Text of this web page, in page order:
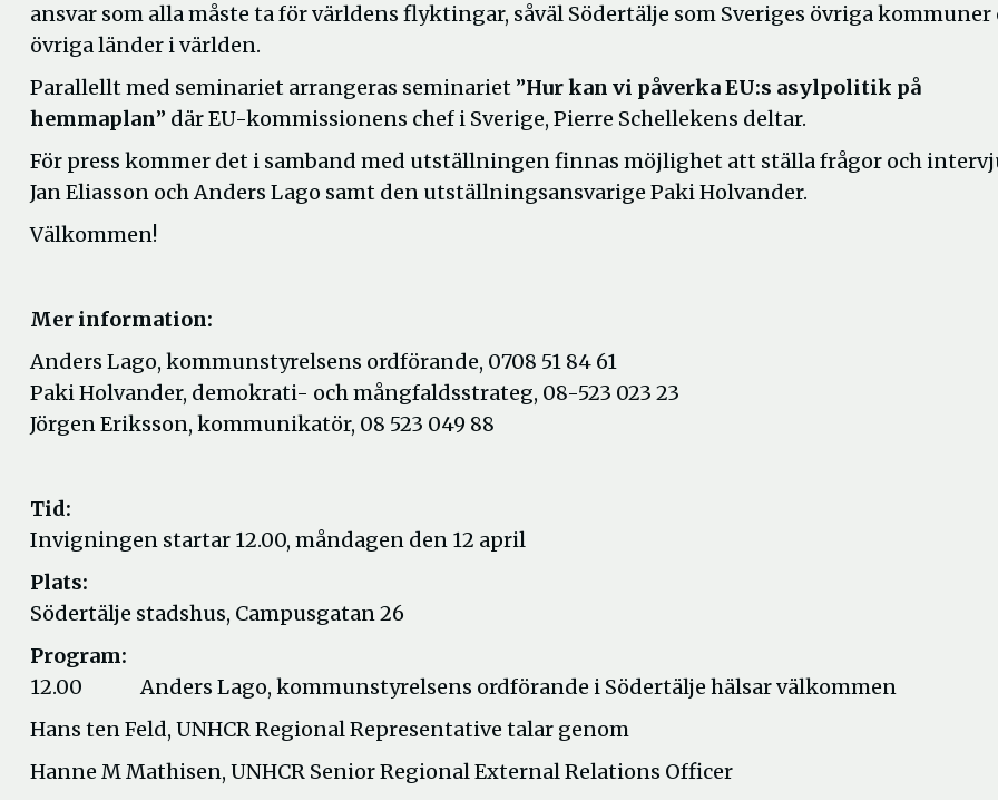
ansvar som alla måste ta för världens flyktingar, såväl Södertälje som Sveriges övriga kommuner
övriga länder i världen.
Parallellt med seminariet arrangeras seminariet ”Hur kan vi påverka EU:s asylpolitik på
hemmaplan” där EU-kommissionens chef i Sverige, Pierre Schellekens deltar.
För press kommer det i samband med utställningen finnas möjlighet att ställa frågor och
Jan Eliasson och Anders Lago samt den utställningsansvarige Paki Holvander.
Välkommen!
Mer information:
Anders Lago, kommunstyrelsens ordförande, 0708 51 84 61
Paki Holvander, demokrati- och mångfaldsstrateg, 08-523 023 23
Jörgen Eriksson, kommunikatör, 08 523 049 88
Tid:
Invigningen startar 12.00, måndagen den 12 april
Plats:
Södertälje stadshus, Campusgatan 26
Program:
12.00 Anders Lago, kommunstyrelsens ordförande i Södertälje hälsar välkommen
Hans ten Feld, UNHCR Regional Representative talar genom
Hanne M Mathisen, UNHCR Senior Regional External Relations Officer